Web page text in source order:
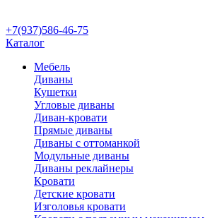
+7(937)586-46-75
Каталог
Мебель
Диваны
Кушетки
Угловые диваны
Диван-кровати
Прямые диваны
Диваны с оттоманкой
Модульные диваны
Диваны реклайнеры
Кровати
Детские кровати
Изголовья кровати